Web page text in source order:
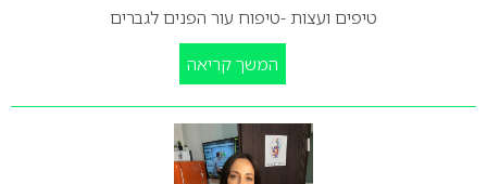
טיפים ועצות -טיפוח עור הפנים לגברים
המשך קריאה